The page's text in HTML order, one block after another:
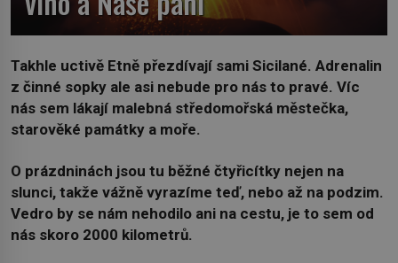
Takhle uctivě Etně přezdívají sami Sicilané. Adrenalin
z činné sopky ale asi nebude pro nás to pravé. Víc
nás sem lákají malebná středomořská městečka,
starověké památky a moře.
O prázdninách jsou tu běžné čtyřicítky nejen na
slunci, takže vážně vyrazíme teď, nebo až na podzim.
Vedro by se nám nehodilo ani na cestu, je to sem od
nás skoro 2000 kilometrů.